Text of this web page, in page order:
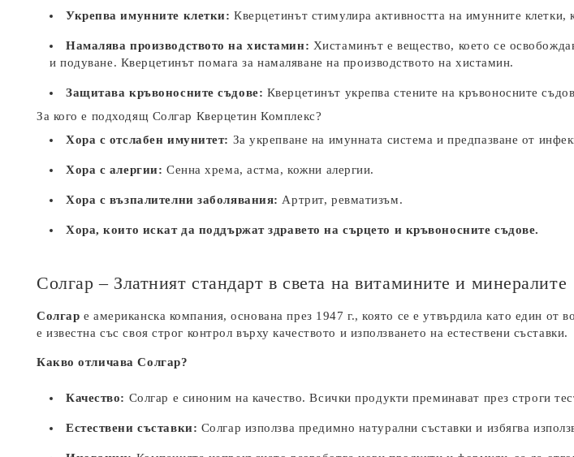
Укрепва имунните клетки: Кверцетинът стимулира активността на имунните
Намалява производството на хистамин: Хистаминът е вещество, което се
и подуване. Кверцетинът помага за намаляване на производството на хистамин.
Защитава кръвоносните съдове: Кверцетинът укрепва стените на кръвоносните
За кого е подходящ Солгар Кверцетин Комплекс?
Хора с отслабен имунитет: За укрепване на имунната система и предпазване от
Хора с алергии: Сенна хрема, астма, кожни алергии.
Хора с възпалителни заболявания: Артрит, ревматизъм.
Хора, които искат да поддържат здравето на сърцето и кръвоносните съдове.
Солгар – Златният стандарт в света на витамините и минералите
Солгар е американска компания, основана през 1947 г., която се е утвърдила като един
е известна със своя строг контрол върху качеството и използването на естествени съставки.
Какво отличава Солгар?
Качество: Солгар е синоним на качество. Всички продукти преминават през строги
Естествени съставки: Солгар използва предимно натурални съставки и избягва